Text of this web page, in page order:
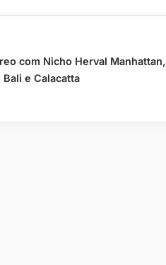
com Nicho Herval Manhattan,
Bali e Calacatta